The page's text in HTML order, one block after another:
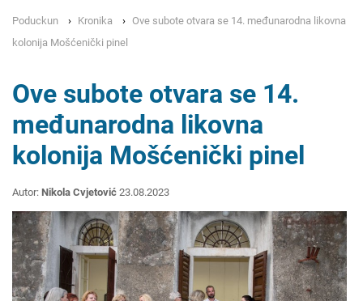
Poduckun Kronika
Ove subote otvara se 14. međunarodna likovna
kolonija Mošćenički pinel
Ove subote otvara se 14.
međunarodna likovna
kolonija Mošćenički pinel
Autor: Nikola Cvjetović 23.08.2023